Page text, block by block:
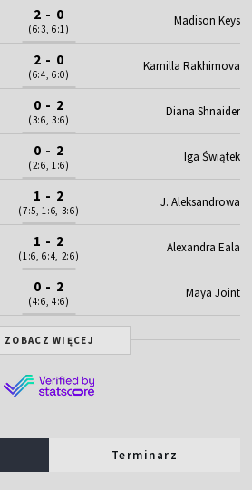
2 - 0
(6:3, 6:1)
Madison Keys
2 - 0
(6:4, 6:0)
Kamilla Rakhimova
0 - 2
(3:6, 3:6)
Diana Shnaider
0 - 2
(2:6, 1:6)
Iga Świątek
1 - 2
(7:5, 1:6, 3:6)
J. Aleksandrowa
1 - 2
(1:6, 6:4, 2:6)
Alexandra Eala
0 - 2
(4:6, 4:6)
Maya Joint
ZOBACZ WIĘCEJ
Terminarz